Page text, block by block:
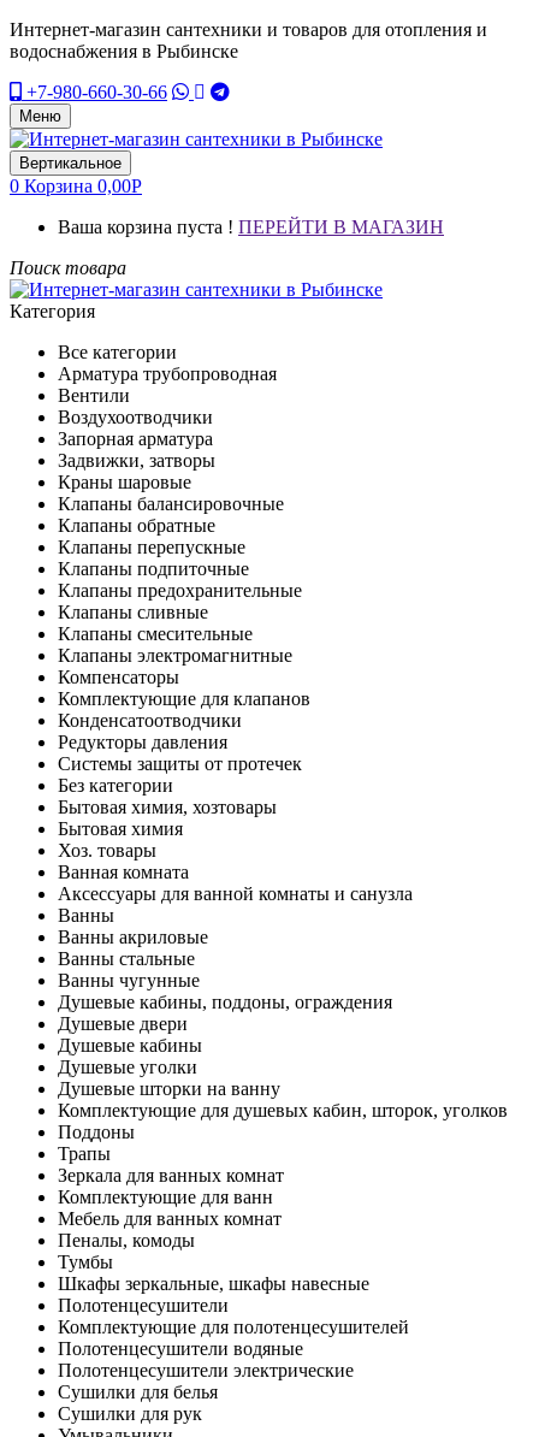
Интернет-магазин сантехники и товаров для отопления и
водоснабжения в Рыбинске
+7-980-660-30-66
Меню
Вертикальное
0 Корзина 0,00Р
Ваша корзина пуста ! ПЕРЕЙТИ В МАГАЗИН
Поиск товара
Категория
Все категории
Арматура трубопроводная
Вентили
Воздухоотводчики
Запорная арматура
Задвижки, затворы
Краны шаровые
Клапаны балансировочные
Клапаны обратные
Клапаны перепускные
Клапаны подпиточные
Клапаны предохранительные
Клапаны сливные
Клапаны смесительные
Клапаны электромагнитные
Компенсаторы
Комплектующие для клапанов
Конденсатоотводчики
Редукторы давления
Системы защиты от протечек
Без категории
Бытовая химия, хозтовары
Бытовая химия
Хоз. товары
Ванная комната
Аксессуары для ванной комнаты и санузла
Ванны
Ванны акриловые
Ванны стальные
Ванны чугунные
Душевые кабины, поддоны, ограждения
Душевые двери
Душевые кабины
Душевые уголки
Душевые шторки на ванну
Комплектующие для душевых кабин, шторок, уголков
Поддоны
Трапы
Зеркала для ванных комнат
Комплектующие для ванн
Мебель для ванных комнат
Пеналы, комоды
Тумбы
Шкафы зеркальные, шкафы навесные
Полотенцесушители
Комплектующие для полотенцесушителей
Полотенцесушители водяные
Полотенцесушители электрические
Сушилки для белья
Сушилки для рук